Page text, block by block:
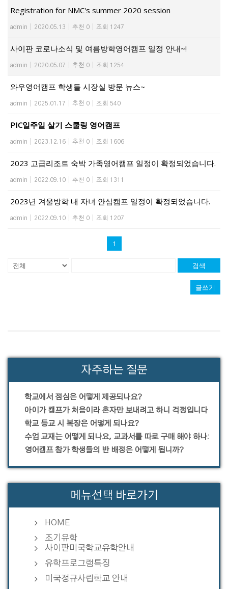
Registration for NMC's summer 2020 session
admin 2020.05.13 추천 0 조회 1247
사이판 코로나소식 및 여름방학영어캠프 일정 안내~!
admin 2020.05.07 추천 0 조회 1254
와우영어캠프 학생들 시장실 방문 뉴스~
admin 2025.01.17 추천 0 조회 540
PIC일주일 살기 스쿨링 영어캠프
admin 2023.12.16 추천 0 조회 1606
2023 고급리조트 숙박 가족영어캠프 일정이 확정되었습니다.
admin 2022.09.10 추천 0 조회 1311
2023년 겨울방학 내 자녀 안심캠프 일정이 확정되었습니다.
admin 2022.09.10 추천 0 조회 1207
1
검색
글쓰기
자주하는 질문
학교에서 점심은 어떻게 제공되나요?
아이가 캠프가 처음이라 혼자만 보내려고 하니 걱정입니다.
학교 등교 시 복장은 어떻게 되나요?
수업 교재는 어떻게 되나요, 교과서를 따로 구매 해야 하나요?
영어캠프 참가 학생들의 반 배정은 어떻게 됩니까?
메뉴선택 바로가기
HOME
조기유학
사이판미국학교유학안내
유학프로그램특징
미국정규사립학교 안내